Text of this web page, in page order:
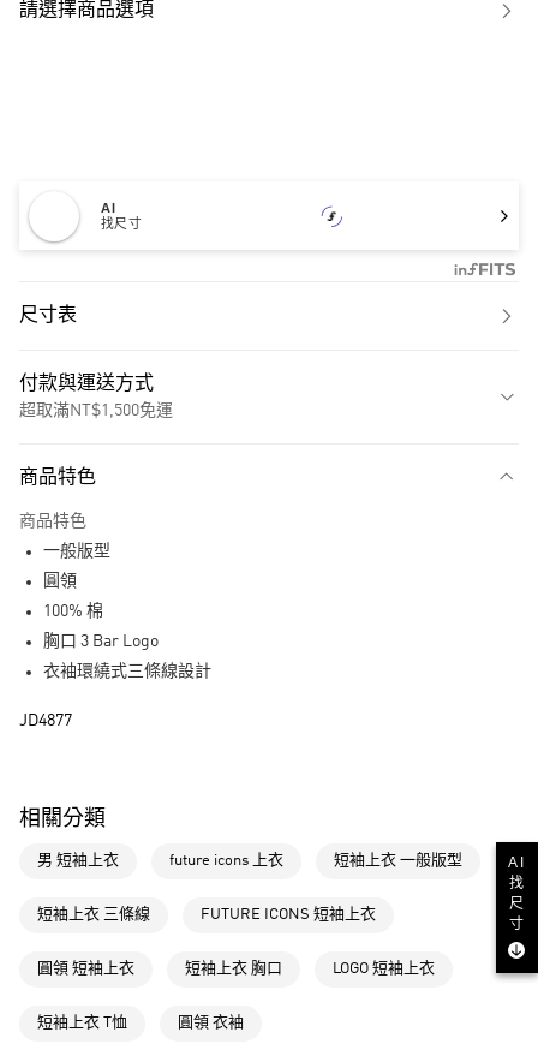
請選擇商品選項
AI
找尺寸
尺寸表
付款與運送方式
超取滿NT$1,500免運
LINE Pay
全家取貨付款
付款後全家取貨
每筆NT$80，滿NT$1,500(含以上)免運費
付款後萊爾富取貨
7-11取貨付款
商品特色
商品特色
一般版型
圓領
100% 棉
胸口 3 Bar Logo
衣袖環繞式三條線設計
JD4877
相關分類
男 短袖上衣 future icons 上衣 短袖上衣 一般版型
短袖上衣 三條線 FUTURE ICONS 短袖上衣
圓領 短袖上衣 短袖上衣 胸口 LOGO 短袖上衣
短袖上衣 T恤 圓領 衣袖
AI
找
尺
寸